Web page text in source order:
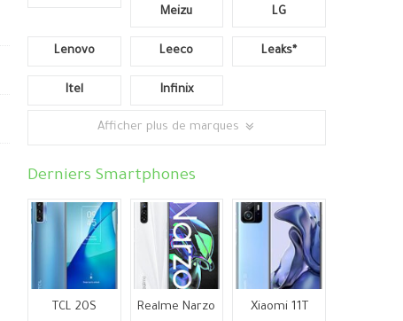
Meizu LG
Lenovo Leeco Leaks*
Itel Infinix
Afficher plus de marques
Derniers Smartphones
TCL 20S Realme Narzo Xiaomi 11T